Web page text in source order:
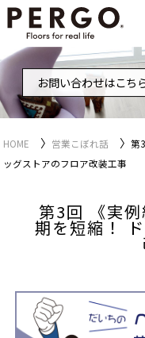
お問い合わせはこち
HOME 〉 営業こぼれ話 〉第
ッグストアのフロア改装工事
第3回 《実
期を短縮！